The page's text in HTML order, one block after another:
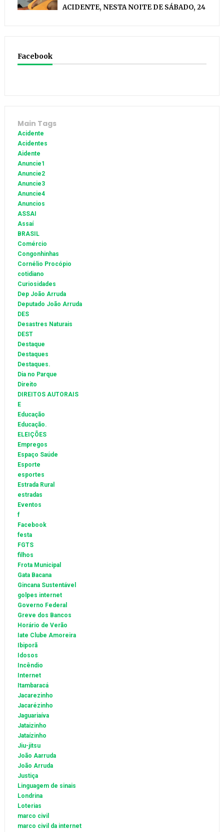
ACIDENTE, NESTA NOITE DE SÁBADO, 24
Facebook
Main Tags
Acidente
Acidentes
Aidente
Anuncie1
Anuncie2
Anuncie3
Anuncie4
Anuncios
ASSAI
Assaí
BRASIL
Comércio
Congonhinhas
Cornélio Procópio
cotidiano
Curiosidades
Dep João Arruda
Deputado João Arruda
DES
Desastres Naturais
DEST
Destaque
Destaques
Destaques.
Dia no Parque
Direito
DIREITOS AUTORAIS
E
Educação
Educação.
ELEIÇÕES
Empregos
Espaço Saúde
Esporte
esportes
Estrada Rural
estradas
Eventos
f
Facebook
festa
FGTS
filhos
Frota Municipal
Gata Bacana
Gincana Sustentável
golpes internet
Governo Federal
Greve dos Bancos
Horário de Verão
Iate Clube Amoreira
Ibiporã
Idosos
Incêndio
Internet
Itambaracá
Jacarezinho
Jacarézinho
Jaguariaíva
Jataizinho
Jataízinho
Jiu-jitsu
João Aarruda
João Arruda
Justiça
Linguagem de sinais
Londrina
Loterias
marco civil
marco civil da internet